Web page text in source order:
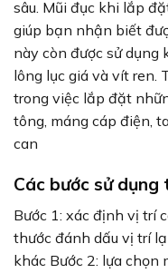
sâu. Mũi đục khi lắp
giúp bạn nhận biết
này còn được sử dụng
lông lục giá và vít ren.
trong việc lắp đặt
tông, máng cáp điện,
can
Các bước sử
Bước 1: xác định vị trí
thước đánh dấu vị trí
khác Bước 2: lựa